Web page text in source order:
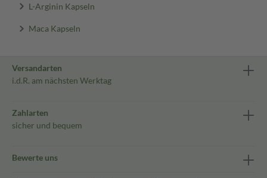
L-Arginin Kapseln
Maca Kapseln
Versandarten
i.d.R. am nächsten Werktag
Zahlarten
sicher und bequem
Bewerte uns